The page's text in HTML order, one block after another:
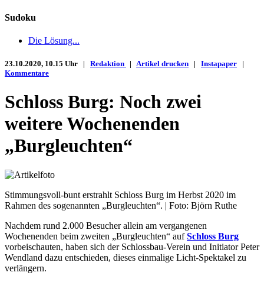
Sudoku
Die Lösung...
23.10.2020, 10.15 Uhr | Redaktion | Artikel drucken | Instapaper |
Kommentare
Schloss Burg: Noch zwei
weitere Wochenenden
„Burgleuchten“
Stimmungsvoll-bunt erstrahlt Schloss Burg im Herbst 2020 im
Rahmen des sogenannten „Burgleuchten“. | Foto: Björn Ruthe
Nachdem rund 2.000 Besucher allein am vergangenen
Wochenenden beim zweiten „Burgleuchten“ aufSchloss Burg
vorbeischauten, haben sich der Schlossbau-Verein und Initiator Peter
Wendland dazu entschieden, dieses einmalige Licht-Spektakel zu
verlängern.